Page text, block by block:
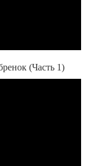
(Часть 1)